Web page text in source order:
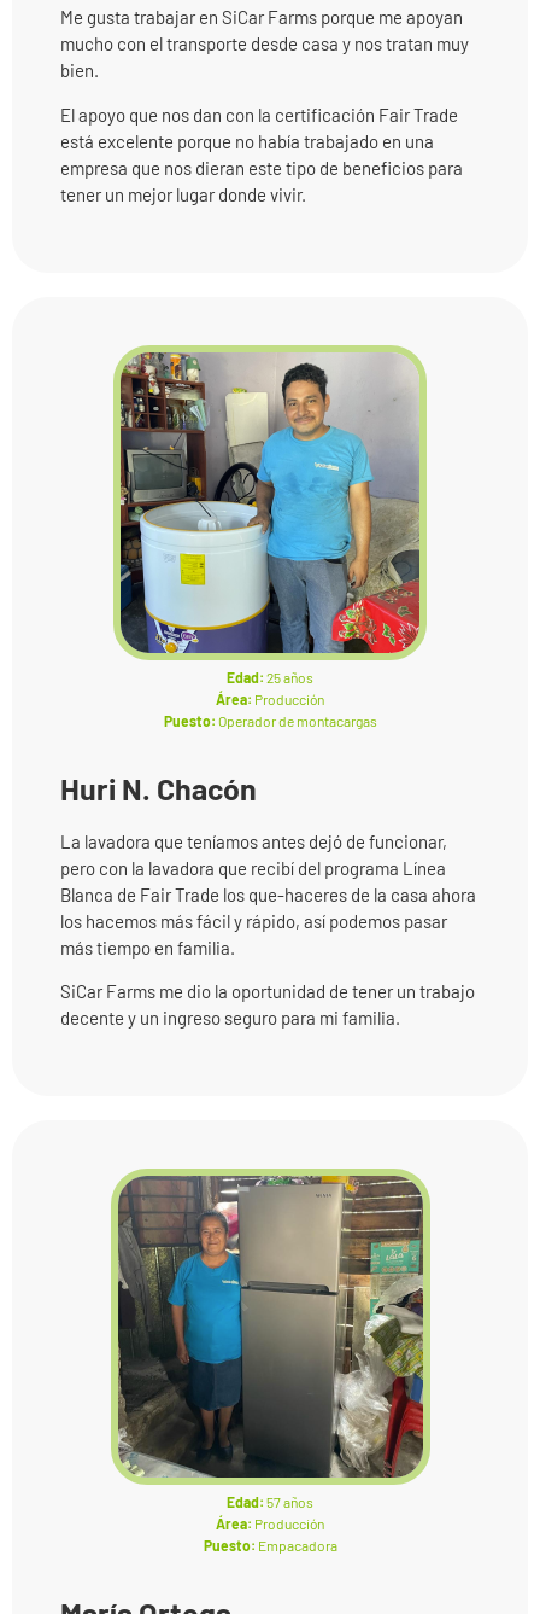
Me gusta trabajar en SiCar Farms porque me apoyan
mucho con el transporte desde casa y nos tratan muy
bien.
El apoyo que nos dan con la certificación Fair Trade
está excelente porque no había trabajado en una
empresa que nos dieran este tipo de beneficios para
tener un mejor lugar donde vivir.
Edad: 25 años
Área: Producción
Puesto: Operador de montacargas
Huri N. Chacón
La lavadora que teníamos antes dejó de funcionar,
pero con la lavadora que recibí del programa Línea
Blanca de Fair Trade los que-haceres de la casa ahora
los hacemos más fácil y rápido, así podemos pasar
más tiempo en familia.
SiCar Farms me dio la oportunidad de tener un trabajo
decente y un ingreso seguro para mi familia.
Edad: 57 años
Área: Producción
Puesto: Empacadora